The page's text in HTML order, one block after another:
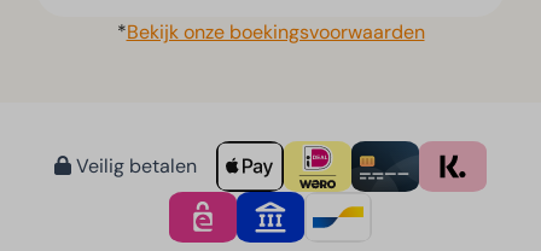
*Bekijk onze boekingsvoorwaarden
Veilig betalen